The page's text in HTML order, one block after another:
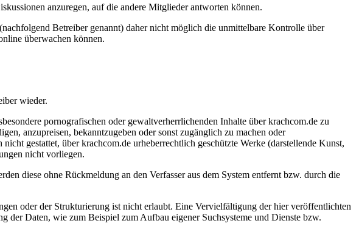
anzuregen, auf die andere Mitglieder antworten können.
Betreiber genannt) daher nicht möglich die unmittelbare Kontrolle über
überwachen können.
wieder.
pornografischen oder gewaltverherrlichenden Inhalte über krachcom.de zu
anzupreisen, bekanntzugeben oder sonst zugänglich zu machen oder
gestattet, über krachcom.de urheberrechtlich geschützte Werke (darstellende Kunst,
nicht vorliegen.
diese ohne Rückmeldung an den Verfasser aus dem System entfernt bzw. durch die
oder der Strukturierung ist nicht erlaubt. Eine Vervielfältigung der hier veröffentlichten
Daten, wie zum Beispiel zum Aufbau eigener Suchsysteme und Dienste bzw.